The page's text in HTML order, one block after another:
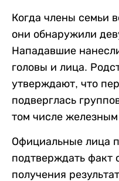
Когда члены семьи
они обнаружили
Нападавшие
головы и лица.
утверждают, что
подверглась
том числе
Официальные лица
подтверждать факт
получения